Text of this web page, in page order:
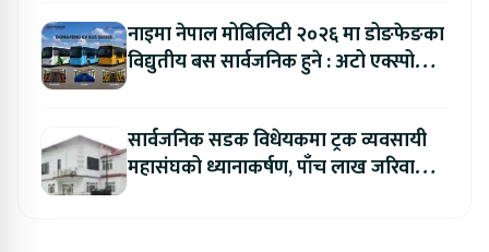
नाइमा नेपाल मोबिलिटी २०२६ मा डोङफेङका
विद्युतीय बस सार्वजनिक हुने : अटो एक्स्पोमा
सार्वजनिक सडक विधेयकमा ट्रक व्यवसायी
महासंघको ध्यानाकर्षण, पाँच लाख जरिवाना